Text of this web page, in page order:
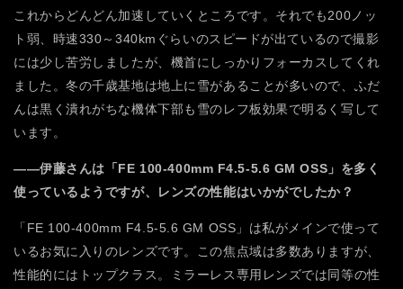
これからどんどん加速していくところです。それでも200ノッ
ト弱、時速330～340kmぐらいのスピードが出ているので撮影
には少し苦労しましたが、機首にしっかりフォーカスしてくれ
ました。冬の千歳基地は地上に雪があることが多いので、ふだ
んは黒く潰れがちな機体下部も雪のレフ板効果で明るく写して
います。
――伊藤さんは「FE 100-400mm F4.5-5.6 GM OSS」を多く
使っているようですが、レンズの性能はいかがでしたか？
「FE 100-400mm F4.5-5.6 GM OSS」は私がメインで使って
いるお気に入りのレンズです。この焦点域は多数ありますが、
性能的にはトップクラス。ミラーレス専用レンズでは同等の性